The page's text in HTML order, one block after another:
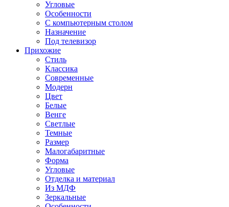
Угловые
Особенности
С компьютерным столом
Назначение
Под телевизор
Прихожие
Стиль
Классика
Современные
Модерн
Цвет
Белые
Венге
Светлые
Темные
Размер
Малогабаритные
Форма
Угловые
Отделка и материал
Из МДФ
Зеркальные